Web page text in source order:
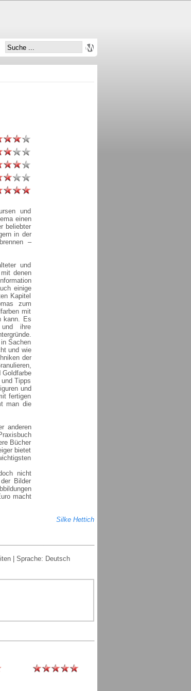
und
einen
beliebter
in der
–
und
denen
einige
Kapitel
zum
mit
kann. Es
ihre
Sachen
und wie
der
Tipps
und
fertigen
man die
anderen
Bücher
bietet
nicht
Bilder
macht
Silke Hettich
| Sprache: Deutsch